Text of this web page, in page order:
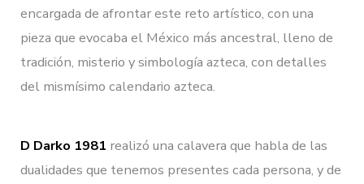
encargada de afrontar este reto artístico, con una
pieza que evocaba el México más ancestral, lleno de
tradición, misterio y simbología azteca, con detalles
del mismísimo calendario azteca.
D Darko 1981 realizó una calavera que habla de las
dualidades que tenemos presentes cada persona, y de